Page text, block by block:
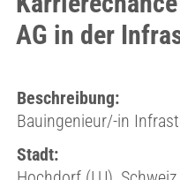
AG in der
Beschreibung:
Bauingenieur/-in
Stadt: